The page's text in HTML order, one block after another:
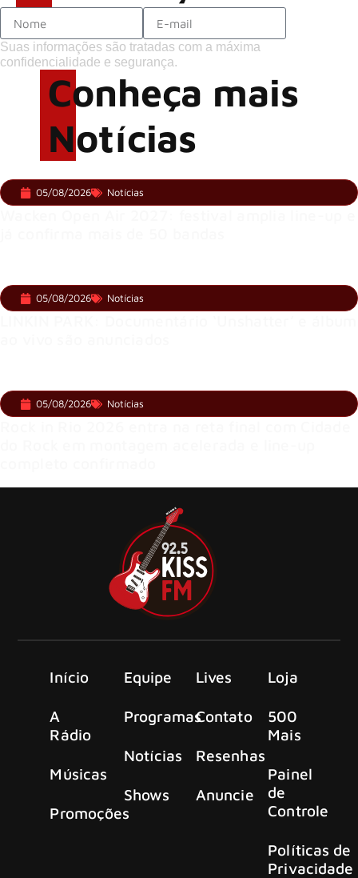
Suas informações são tratadas com a máxima
confidencialidade e segurança.
Conheça mais
Notícias
05/08/2026 Notícias
05/08/2026 Notícias
05/08/2026 Notícias
Início
A
Rádio
Músicas
Promoções
Equipe
Programas
Notícias
Shows
Lives
Contato
Resenhas
Anuncie
Loja
500
Mais
Painel
de
Controle
Políticas de
Privacidade